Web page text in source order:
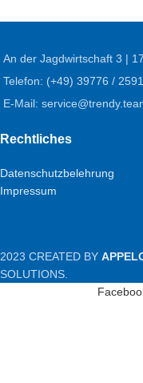
An der Jagdwirtschaft 3 |
Telefon: (+49) 39776 /
E-Mail:
Rechtliches
Datenschutzbelehrung
Impressum
2023 CREATED BY
SOLUTIONS.